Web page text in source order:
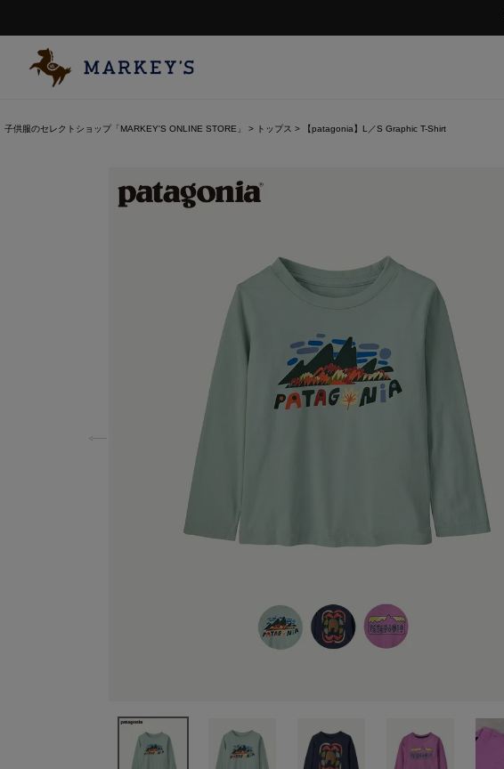
子供服のセレクトショップ「MARKEY'S ONLINE STORE」 トップス 【patagonia】L／S Graphic T-Shirt